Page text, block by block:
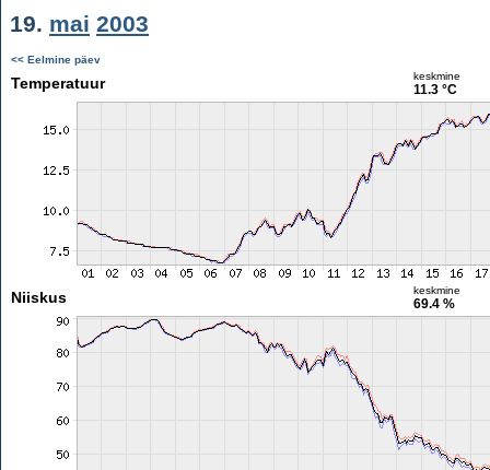
19. mai 2003
<< Eelmine päev
Temperatuur keskmine
11.3 °C
Niiskus keskmine
69.4 %